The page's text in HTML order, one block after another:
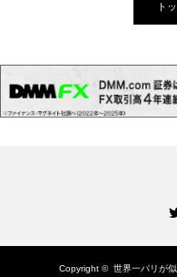
ト
Copyright © 世界一パリが